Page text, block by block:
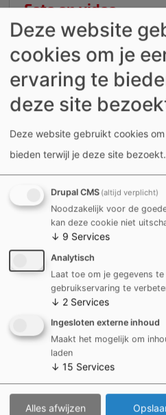
Foto en video
Briefwisseling
Gepersonaliseerde
Chatbot / Virtuele
De rechten en wijze
rechten als
uitoefenen
De maatregelen om
persoonsgegevens
Protocollen
Beraadslagingen
Deze website
cookies om je
ervaring te
deze site
Deze website gebruikt cookies
bieden terwijl je deze site bezoekt.
Drupal CMS (altijd verplicht)
Noodzakelijk voor de
kan deze cookie niet
↓ 9 Services
Analytisch
Laat toe om je gegevens
gebruikservaring te
↓ 2 Services
Ingesloten externe inhoud
Maakt het mogelijk om
laden
↓ 15 Services
Alles afwijzen